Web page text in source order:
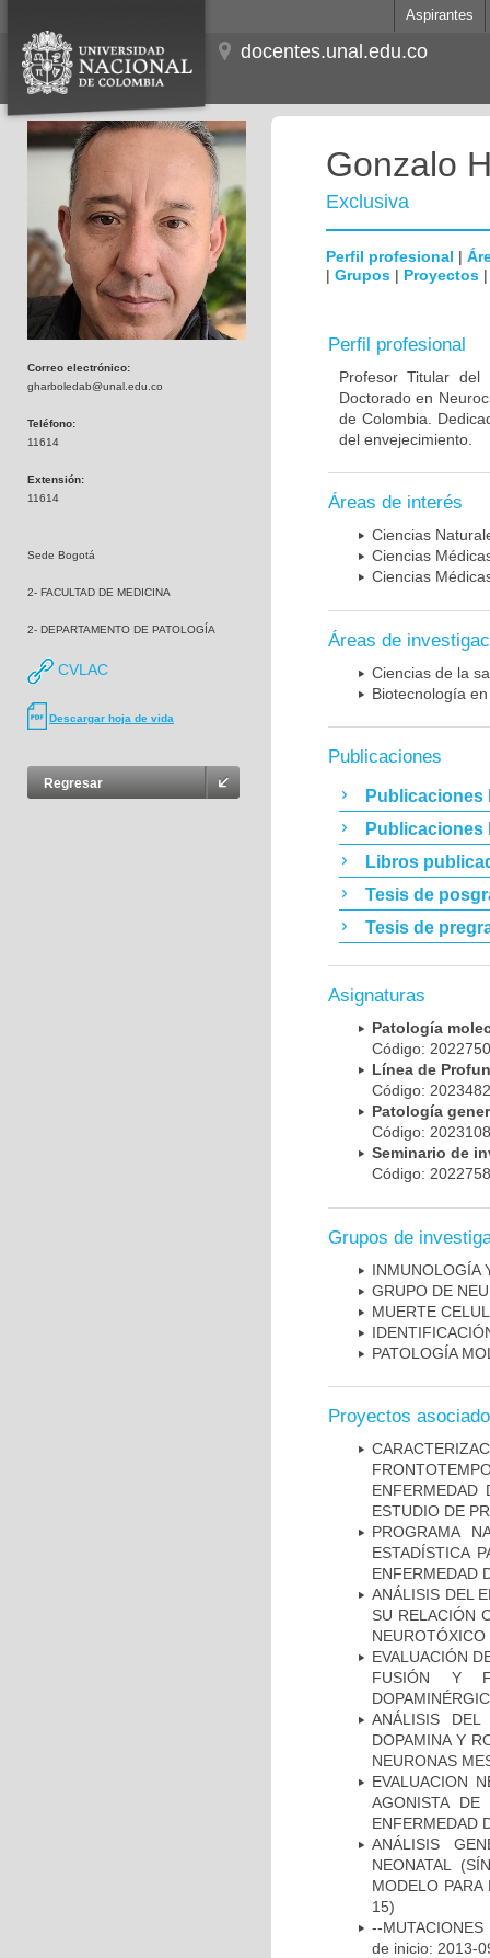
Aspirantes
docentes.unal.edu.co
Correo electrónico:
gharboledab@unal.edu.co
Teléfono:
11614
Extensión:
11614
Sede Bogotá
2- FACULTAD DE MEDICINA
2- DEPARTAMENTO DE PATOLOGÍA
CVLAC
Descargar hoja de vida
Regresar
Gonzalo
Exclusiva
Perfil profesional |
| Grupos | Proyectos
Perfil profesional
Profesor Titular
Doctorado en
de Colombia.
del envejecimiento.
Áreas de interés
Ciencias
Ciencias
Ciencias
Áreas de
Ciencias de la
Biotecnología
Publicaciones
Publicaciones
Publicaciones
Libros
Tesis de
Tesis de
Asignaturas
Patología
Código:
Línea de
Código:
Patología
Código:
Seminario de
Código:
Grupos de
INMUNOLOGÍA
GRUPO DE
MUERTE
PATOLOGÍA
Proyectos
ENFERMEDAD
ESTUDIO DE
PROGRAMA
ESTADÍSTICA
ENFERMEDAD
ANÁLISIS DEL
SU RELACIÓN
NEUROTÓXICO
EVALUACIÓN
FUSIÓN Y
ANÁLISIS
DOPAMINA Y
NEURONAS
EVALUACION
AGONISTA
ENFERMEDAD
ANÁLISIS
NEONATAL
MODELO
15)
--
de inicio: 2013-